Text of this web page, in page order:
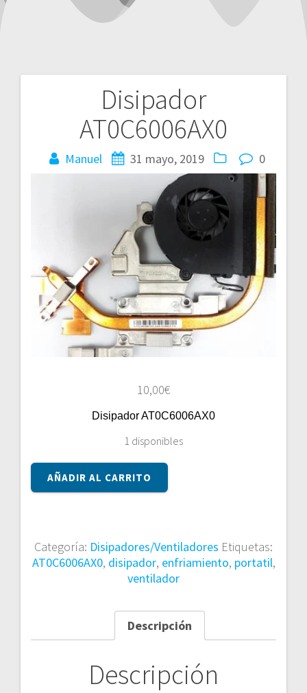
Disipador
AT0C6006AX0
Manuel 31 mayo, 2019 0
10,00€
Disipador AT0C6006AX0
1 disponibles
Disipador
AT0C6006AX0
AÑADIR AL CARRITO
Categoría: Disipadores/Ventiladores Etiquetas:
AT0C6006AX0, disipador, enfriamiento, portatil,
ventilador
Descripción
Descripción
Navegación
entradas